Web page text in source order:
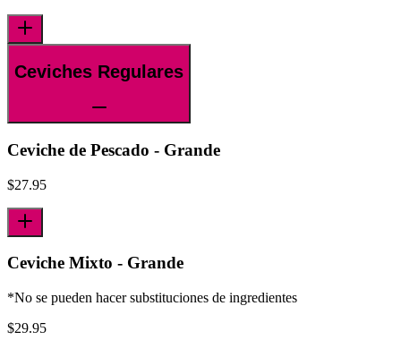
Ceviches Regulares
Ceviche de Pescado - Grande
$27.95
Ceviche Mixto - Grande
*No se pueden hacer substituciones de ingredientes
$29.95